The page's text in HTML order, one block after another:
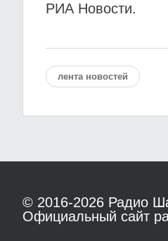
РИА Новости.
лента новостей
© 2016-2026 Радио
Официальный сайт